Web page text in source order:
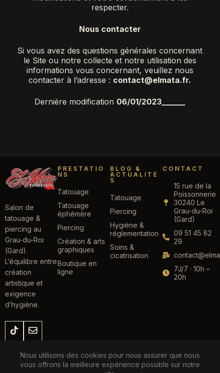
Nous utilisons des cookies pour nous assurer que nous
vous offrons la meilleure expérience possible sur notre
respecter.
Nous contacter
Si vous avez des questions générales concernant
le Site ou notre collecte et notre utilisation des
informations vous concernant, veuillez nous
contacter à l’adresse : contact@elmata.fr.
Dernière modification 06/01/2023______
Salon de
tatouage &
piercing au
Grau-du-Roi
(Gard).
L’équilibre entre
création
artistique et
exigence
d’hygiène.
PRESTATIO
NS
Tatouage
Tatouage
éphémère
Piercing
Création & arts
graphiques
Boutique en
ligne
BLOG &
ACTUALITÉ
S
Tatouage
Piercing
Hygiène &
réglementation
Soins &
cicatrisation
CONTACT
15 rue de la
Poissonnerie
30240 Le
Grau-du-Roi
(Gard)
09 51 45 82
29
7J/7 · 10h –
20h
Lunel Le Grau-du-RoiAigues-MortesSaint-Laurent-d'Aigouze
La Grande-MotteMarsillargues AimarguesCarnonPalavasVauvert
NîmesMontpellier